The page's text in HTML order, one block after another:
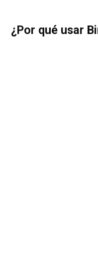
¿Por qué usar